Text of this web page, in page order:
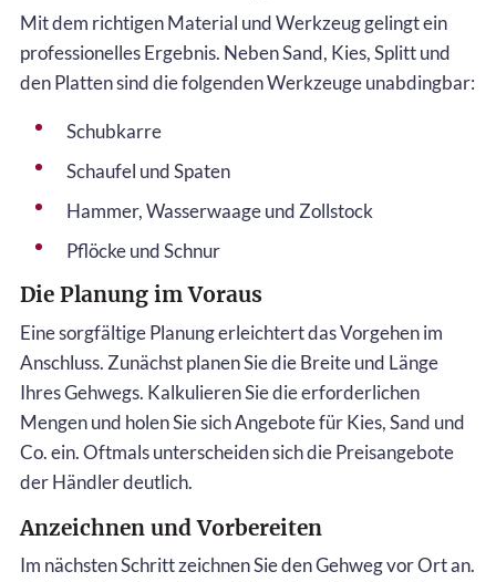
Mit dem richtigen Material und Werkzeug gelingt ein
professionelles Ergebnis. Neben Sand, Kies, Splitt und
den Platten sind die folgenden Werkzeuge unabdingbar:
Schubkarre
Schaufel und Spaten
Hammer, Wasserwaage und Zollstock
Pflöcke und Schnur
Die Planung im Voraus
Eine sorgfältige Planung erleichtert das Vorgehen im
Anschluss. Zunächst planen Sie die Breite und Länge
Ihres Gehwegs. Kalkulieren Sie die erforderlichen
Mengen und holen Sie sich Angebote für Kies, Sand und
Co. ein. Oftmals unterscheiden sich die Preisangebote
der Händler deutlich.
Anzeichnen und Vorbereiten
Im nächsten Schritt zeichnen Sie den Gehweg vor Ort an.